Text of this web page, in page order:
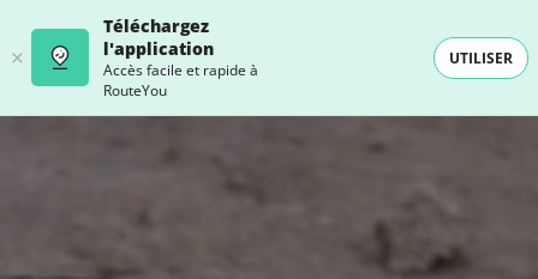
Téléchargez
l'application
Accès facile et rapide à
RouteYou
UTILISER